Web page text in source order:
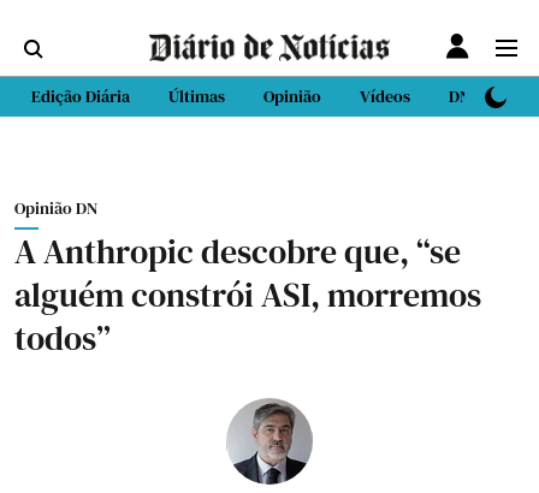
Edição Diária Últimas Opinião Vídeos DN Sport
Opinião DN
A Anthropic descobre que, “se
alguém constrói ASI, morremos
todos”